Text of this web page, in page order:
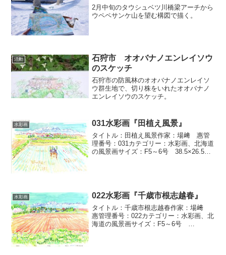
2月中旬のタウシュベツ川橋梁アーチから
ウペペサンケ山を望む構図で描く。
活動
石狩市 オオバナノエンレイソウ
のスケッチ
石狩市の防風林のオオバナノエンレイソ
ウ群生地で、切り株をいれたオオバナノ
エンレイソウのスケッチ。
水彩画 031水彩画『田植え風景』
タイトル：田植え風景作家：場﨑 惠管
理番号：031カテゴリー：水彩画、北海道
の風景画サイズ：F5～6号 38.5×26.5ｃ
水彩画 022水彩画『千歳市根志越春』
タイトル：千歳市根志越春作家：場﨑
惠管理番号：022カテゴリー：水彩画、北
海道の風景画サイズ：F5～6号